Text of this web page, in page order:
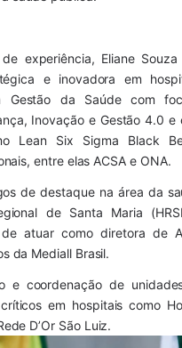
experiência, Eliane
e inovadora em
Gestão da Saúde com
Inovação e Gestão 4.0 e
Lean Six Sigma Black
entre elas ACSA e ONA.
de destaque na área da
de Santa Maria
atuar como diretora de
da Mediall Brasil.
e coordenação de
em hospitais como
D’Or São Luiz.